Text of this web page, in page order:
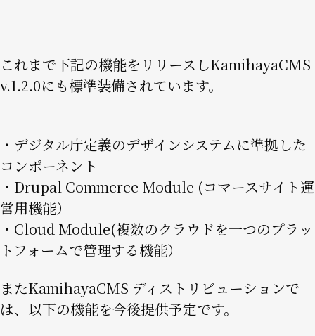
これまで下記の機能をリリースしKamihayaCMS
v.1.2.0にも標準装備されています。
・デジタル庁定義のデザインシステムに準拠した
コンポーネント
・Drupal Commerce Module (コマースサイト運
営用機能）
・Cloud Module(複数のクラウドを一つのプラッ
トフォームで管理する機能）
またKamihayaCMS ディストリビューションで
は、以下の機能を今後提供予定です。